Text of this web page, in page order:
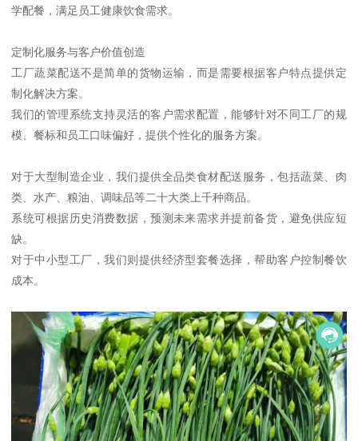
学配餐，满足员工健康饮食需求。
定制化服务与客户价值创造
工厂蔬菜配送不是简单的货物运输，而是需要根据客户特点提供定
制化解决方案。
我们的管理系统支持灵活的客户需求配置，能够针对不同工厂的规
模、餐标和员工口味偏好，提供个性化的服务方案。
对于大型制造企业，我们提供全品类食材配送服务，包括蔬菜、肉
类、水产、粮油、调味品等二十大类上千种商品。
系统可根据历史消费数据，预测未来需求并提前备货，避免供应短
缺。
对于中小型工厂，我们则提供经济型套餐选择，帮助客户控制餐饮
成本。